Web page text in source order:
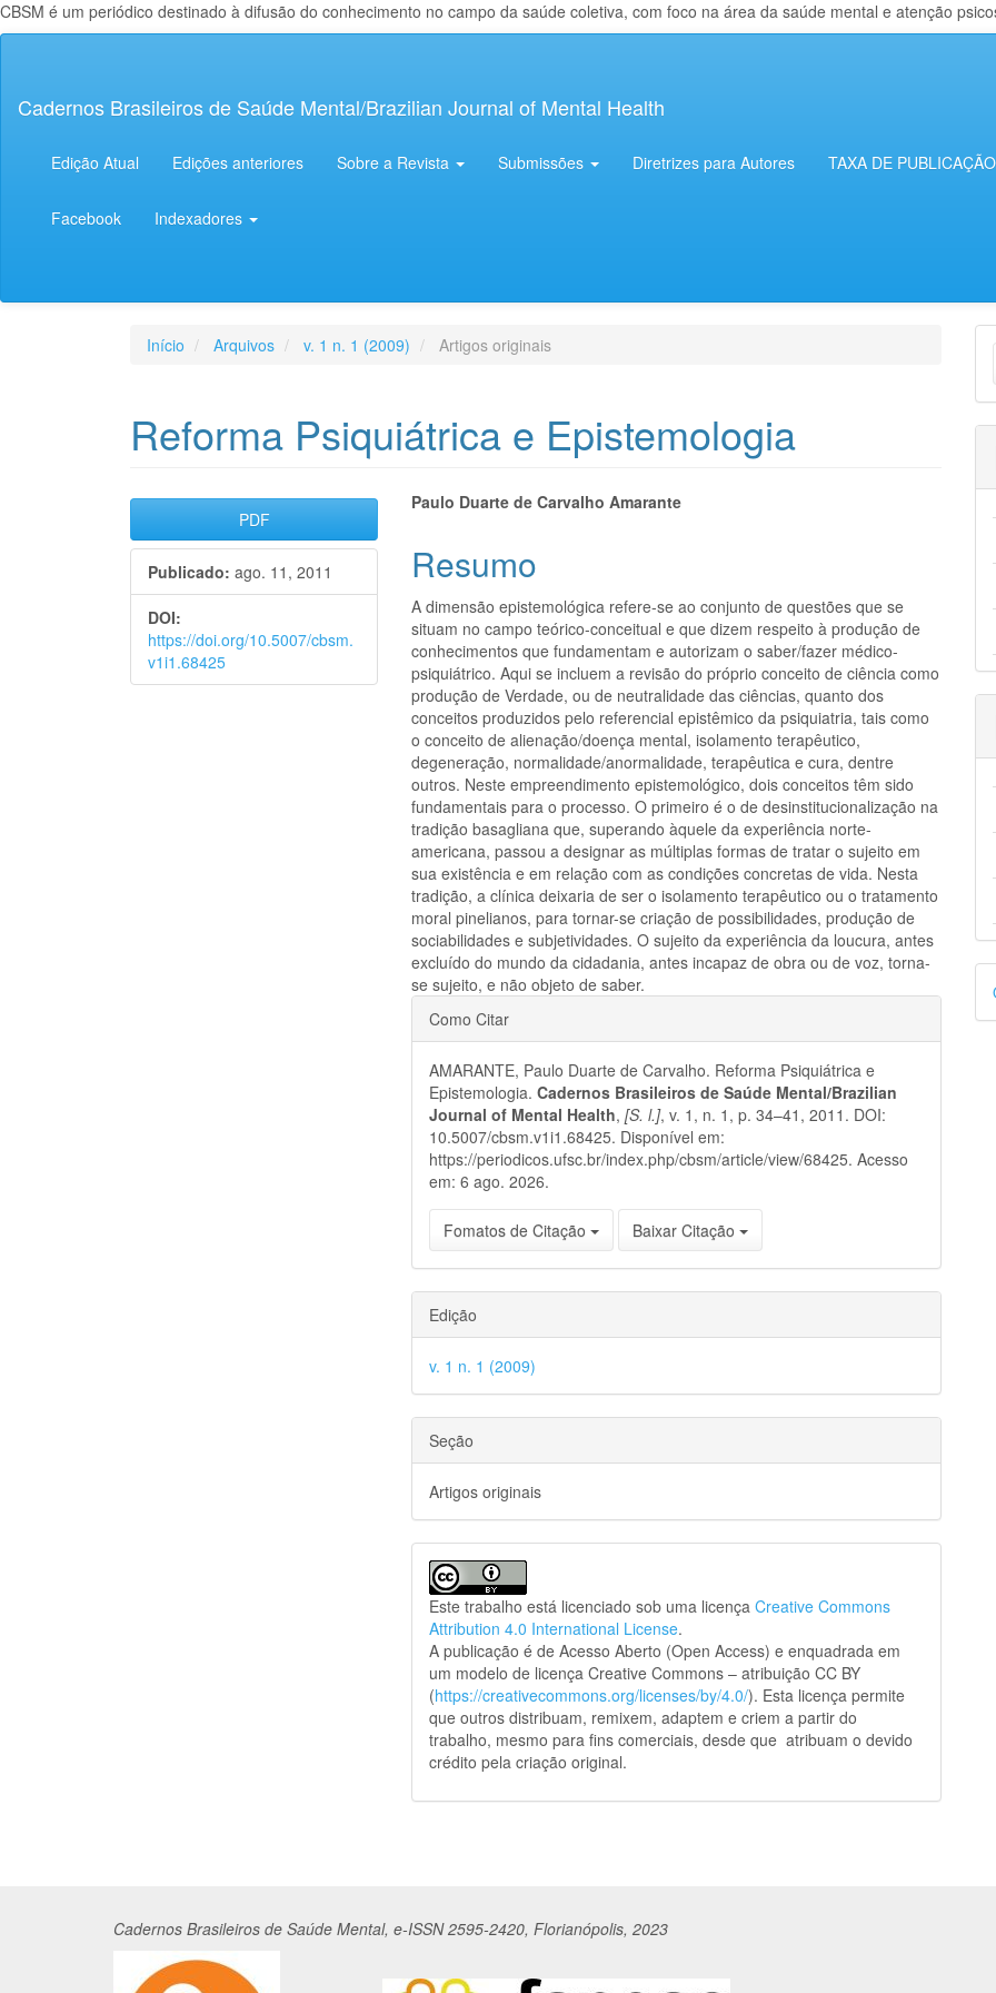
CBSM é um periódico destinado à difusão do conhecimento no campo da saúde coletiva, com foco na área da saúde mental e atenção
principal
Lateral
Cadernos Brasileiros de Saúde Mental/Brazilian Journal of Mental Health
Edição Atual Edições anteriores Sobre a Revista Submissões Diretrizes para Autores TAXA DE PUBLICAÇÃO
Facebook Indexadores
Início Arquivos v. 1 n. 1 (2009) Artigos originais
Reforma Psiquiátrica e Epistemologia
Barra
lateral
de
artigos
PDF
Publicado: ago. 11, 2011
DOI:
https://doi.org/10.5007/cbsm.
v1i1.68425
Conteúdo
do
artigo
principal
Paulo Duarte de Carvalho Amarante
Resumo
A dimensão epistemológica refere-se ao conjunto de questões que se
situam no campo teórico-conceitual e que dizem respeito à produção de
conhecimentos que fundamentam e autorizam o saber/fazer médico-
psiquiátrico. Aqui se incluem a revisão do próprio conceito de ciência como
produção de Verdade, ou de neutralidade das ciências, quanto dos
conceitos produzidos pelo referencial epistêmico da psiquiatria, tais como
o conceito de alienação/doença mental, isolamento terapêutico,
degeneração, normalidade/anormalidade, terapêutica e cura, dentre
outros. Neste empreendimento epistemológico, dois conceitos têm sido
fundamentais para o processo. O primeiro é o de desinstitucionalização na
tradição basagliana que, superando àquele da experiência norte-
americana, passou a designar as múltiplas formas de tratar o sujeito em
sua existência e em relação com as condições concretas de vida. Nesta
tradição, a clínica deixaria de ser o isolamento terapêutico ou o tratamento
moral pinelianos, para tornar-se criação de possibilidades, produção de
sociabilidades e subjetividades. O sujeito da experiência da loucura, antes
excluído do mundo da cidadania, antes incapaz de obra ou de voz, torna-
se sujeito, e não objeto de saber.
Detalhes
do
artigo
Como Citar
AMARANTE, Paulo Duarte de Carvalho. Reforma Psiquiátrica e
Epistemologia.Cadernos Brasileiros de Saúde Mental/Brazilian
Journal of Mental Health,[S. l.], v. 1, n. 1, p. 34–41, 2011. DOI:
10.5007/cbsm.v1i1.68425. Disponível em:
https://periodicos.ufsc.br/index.php/cbsm/article/view/68425. Acesso
em: 6 ago. 2026.
Fomatos de Citação Baixar Citação
Edição
v. 1 n. 1 (2009)
Seção
Artigos originais
Este trabalho está licenciado sob uma licençaCreative Commons
Attribution 4.0 International License.
A publicação é de Acesso Aberto (Open Access) e enquadrada em
um modelo de licença Creative Commons – atribuição CC BY
(https://creativecommons.org/licenses/by/4.0/). Esta licença permite
que outros distribuam, remixem, adaptem e criem a partir do
trabalho, mesmo para fins comerciais, desde que atribuam o devido
crédito pela criação original.
Cadernos Brasileiros de Saúde Mental, e-ISSN 2595-2420, Florianópolis, 2023